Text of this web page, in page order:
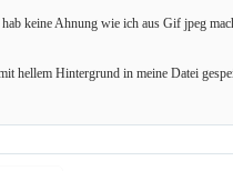
keine Ahnung wie ich aus Gif jpeg
hellem Hintergrund in meine Datei